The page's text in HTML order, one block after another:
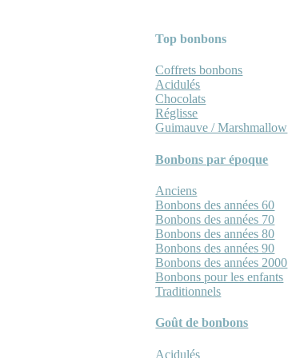
Top bonbons
Coffrets bonbons
Acidulés
Chocolats
Réglisse
Guimauve / Marshmallow
Bonbons par époque
Anciens
Bonbons des années 60
Bonbons des années 70
Bonbons des années 80
Bonbons des années 90
Bonbons des années 2000
Bonbons pour les enfants
Traditionnels
Goût de bonbons
Acidulés